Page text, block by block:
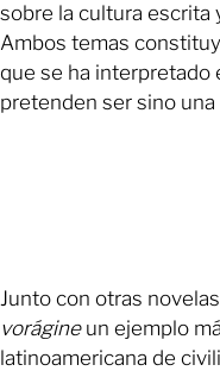
sobre la cultura escrita
Ambos temas
que se ha interpretado
pretenden ser sino
Junto con otras
vorágineun ejemplo
latinoamericana de